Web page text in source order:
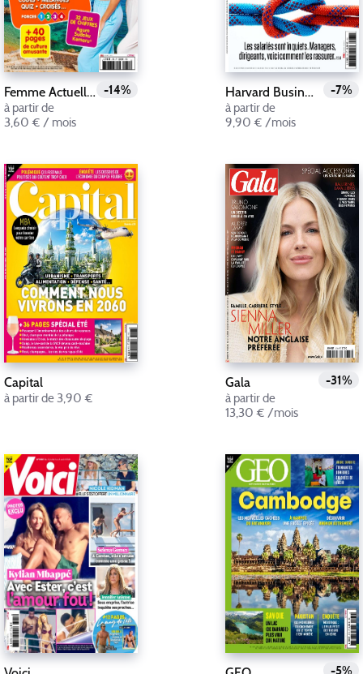
Femme Actuelle Jeux
à partir de
3,60 € / mois
-14% Harvard Business Review France
à partir de
9,90 € /mois
-7%
Capital
à partir de 3,90 €
Gala
à partir de
13,30 € /mois
-31%
-5%